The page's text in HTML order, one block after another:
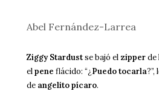
Abel Fernández-Larrea
Ziggy Stardustse bajó el zipperde
elpene flácido: “¿Puedo tocarla
de angelito pícaro.